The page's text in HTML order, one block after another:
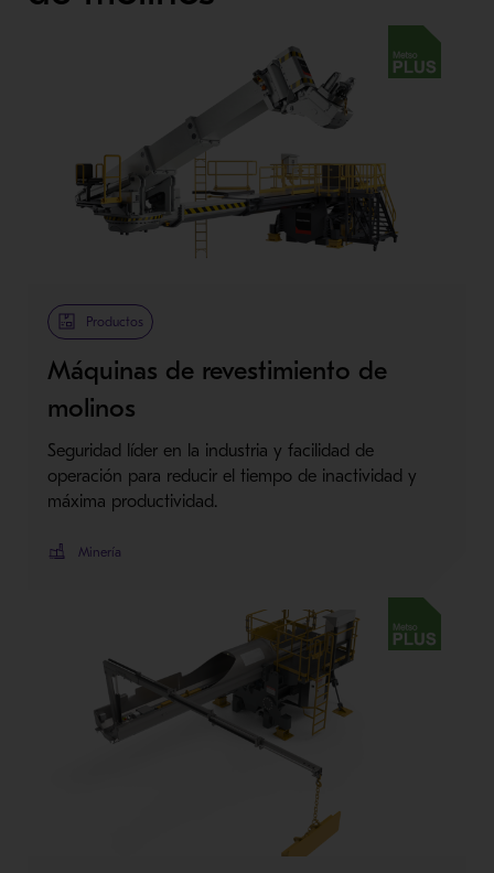
Metso Plus
Productos
Máquinas de revestimiento de
molinos
Seguridad líder en la industria y facilidad de
operación para reducir el tiempo de inactividad y
máxima productividad.
Minería